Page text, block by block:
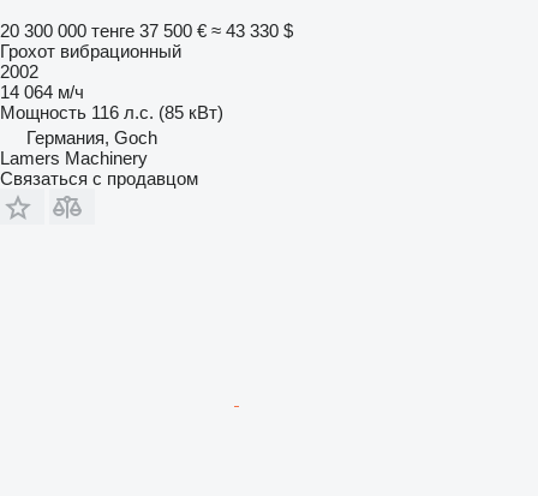
20 300 000 тенге 37 500 € ≈ 43 330 $
Грохот вибрационный
2002
14 064 м/ч
Мощность 116 л.с. (85 кВт)
Германия, Goch
Lamers Machinery
Связаться с продавцом